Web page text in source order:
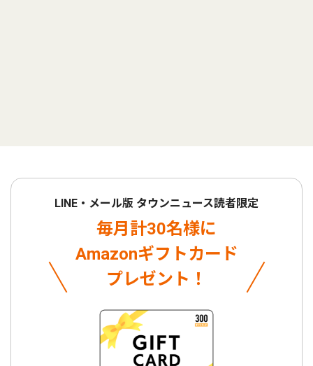
LINE・メール版 タウンニュース読者限定
毎月計30名様に
Amazonギフトカード
プレゼント！